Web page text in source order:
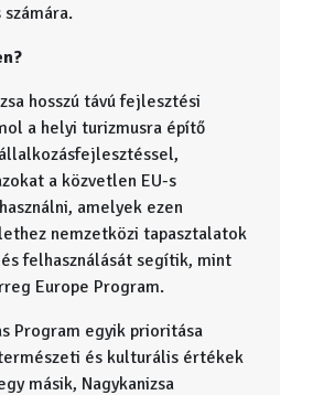
hosszú távú fejlesztési
a helyi turizmusra építő
a közvetlen EU-s
amelyek ezen
nemzetközi tapasztalatok
felhasználását segítik, mint
Europe Program.
Program egyik prioritása
és kulturális értékek
másik, Nagykanizsa